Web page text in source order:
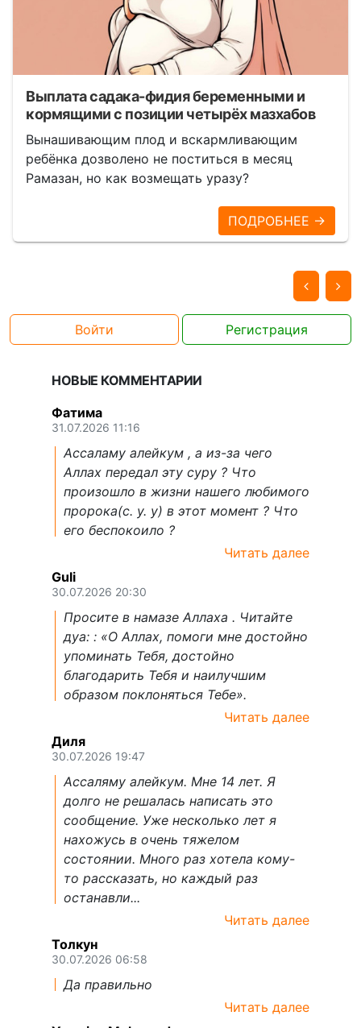
Выплата садака-фидия беременными и
кормящими с позиции четырёх мазхабов
Вынашивающим плод и вскармливающим
ребёнка дозволено не поститься в месяц
Рамазан, но как возмещать уразу?
ПОДРОБНЕЕ →
Войти Регистрация
НОВЫЕ КОММЕНТАРИИ
Фатима
31.07.2026 11:16
Ассаламу алейкум , а из-за чего
Аллах передал эту суру ? Что
произошло в жизни нашего любимого
пророка(с. у. у) в этот момент ? Что
его беспокоило ?
Читать далее
Guli
30.07.2026 20:30
Просите в намазе Аллаха . Читайте
дуа: : «О Аллах, помоги мне достойно
упоминать Тебя, достойно
благодарить Тебя и наилучшим
образом поклоняться Тебе».
Читать далее
Диля
30.07.2026 19:47
Ассаляму алейкум. Мне 14 лет. Я
долго не решалась написать это
сообщение. Уже несколько лет я
нахожусь в очень тяжелом
состоянии. Много раз хотела кому-
то рассказать, но каждый раз
останавли...
Читать далее
Толкун
30.07.2026 06:58
Да правильно
Читать далее